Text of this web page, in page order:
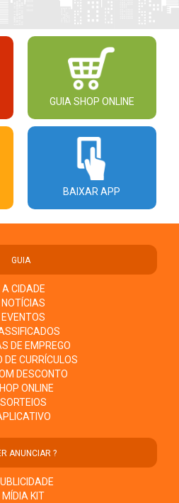
GUIA SHOP ONLINE
BAIXAR APP
GUIA
A CIDADE
NOTÍCIAS
EVENTOS
DE EMPREGO
DE CURRÍCULOS
DESCONTO
ONLINE
SORTEIOS
ANUNCIAR ?
MÍDIA KIT